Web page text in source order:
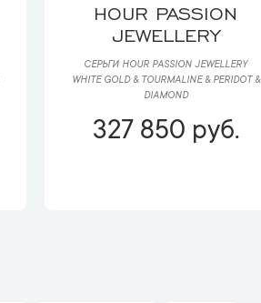
HOUR PASSION
JEWELLERY
СЕРЬГИ HOUR PASSION JEWELLERY
WHITE GOLD & TOURMALINE & PERIDOT &
DIAMOND
327 850 руб.